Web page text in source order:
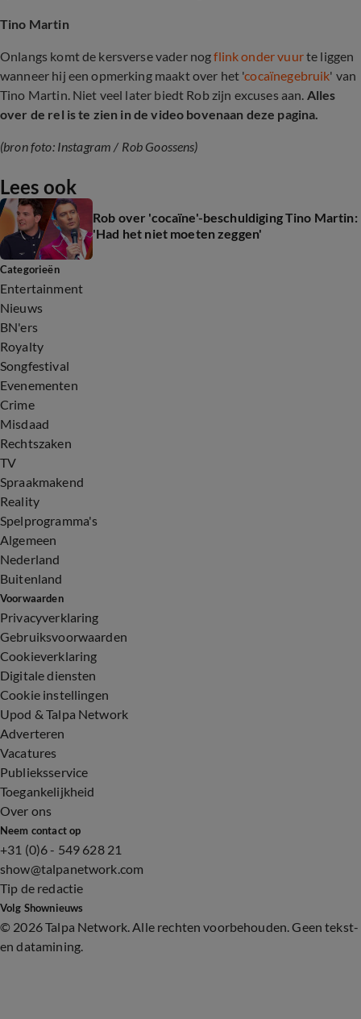
Tino Martin
Onlangs komt de kersverse vader nogflink onder vuurte liggen
wanneer hij een opmerking maakt over het 'cocaïnegebruik' van
Tino Martin. Niet veel later biedt Rob zijn excuses aan. Alles
over de rel is te zien in de video bovenaan deze pagina.
(bron foto: Instagram / Rob Goossens)
Lees ook
Rob over 'cocaïne'-beschuldiging Tino Martin:
'Had het niet moeten zeggen'
Categorieën
Entertainment
Nieuws
BN'ers
Royalty
Songfestival
Evenementen
Crime
Misdaad
Rechtszaken
TV
Spraakmakend
Reality
Spelprogramma's
Algemeen
Nederland
Buitenland
Voorwaarden
Privacyverklaring
Gebruiksvoorwaarden
Cookieverklaring
Digitale diensten
Cookie instellingen
Upod & Talpa Network
Adverteren
Vacatures
Publieksservice
Toegankelijkheid
Over ons
Neem contact op
+31 (0)6 - 549 628 21
show@talpanetwork.com
Tip de redactie
Volg Shownieuws
© 2026 Talpa Network. Alle rechten voorbehouden. Geen tekst-
en datamining.